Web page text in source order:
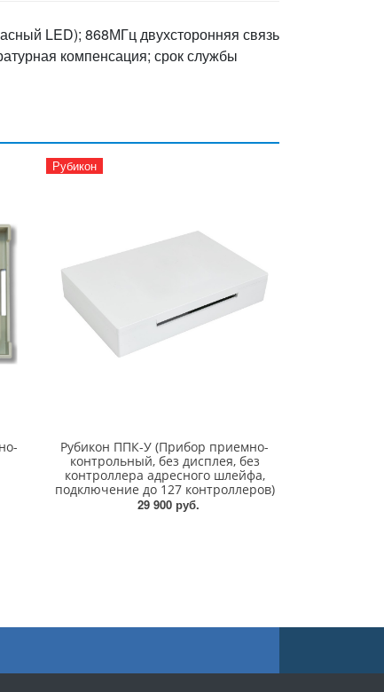
LED); 868МГц двухсторонняя связь
компенсация; срок службы
Рубикон
Рубикон ППК-У (Прибор приемно-
контрольный, без дисплея, без
контроллера адресного шлейфа,
подключение до 127 контроллеров)
29 900 руб.